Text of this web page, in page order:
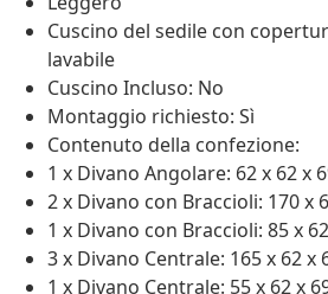
Cuscino del sedile con
lavabile
Cuscino Incluso: No
Montaggio richiesto: Sì
Contenuto della confezione:
1 x Divano Angolare: 62 x 62 x
2 x Divano con Braccioli: 170 x
1 x Divano con Braccioli: 85 x
3 x Divano Centrale: 165 x 62 x
1 x Divano Centrale: 55 x 62 x